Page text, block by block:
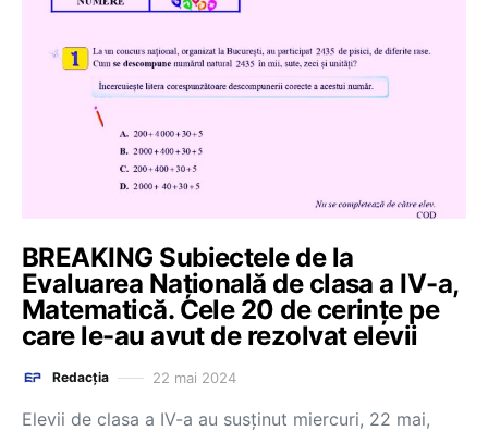
BREAKING Subiectele de la
Evaluarea Națională de clasa a IV-a,
Matematică. Cele 20 de cerințe pe
care le-au avut de rezolvat elevii
Redacția 22 mai 2024
Elevii de clasa a IV-a au susținut miercuri, 22 mai,